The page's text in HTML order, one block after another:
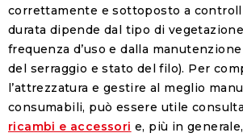
correttamente e sottoposto a
durata dipende dal tipo di
frequenza d’uso e dalla
del serraggio e stato del filo). Per
l’attrezzatura e gestire al meglio
consumabili, può essere utile
ricambi e accessori e, più in